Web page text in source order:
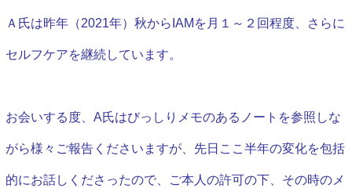
Ａ氏は昨年（2021年）秋からIAMを月１～２回程度、さらに
セルフケアを継続しています。
お会いする度、A氏はびっしりメモのあるノートを参照しな
がら様々ご報告くださいますが、先日ここ半年の変化を包括
的にお話しくださったので、ご本人の許可の下、その時のメ